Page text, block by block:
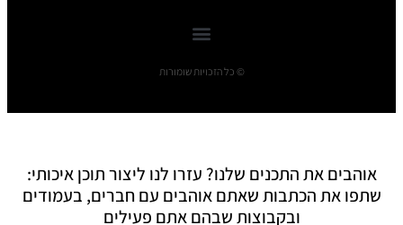
© כל הזכויות שומורות
אוהבים את התכנים שלנו? עזרו לנו ליצור תוכן איכותי:
שתפו את הכתבות שאתם אוהבים עם חברים, בעמודים
ובקבוצות שבהם אתם פעילים